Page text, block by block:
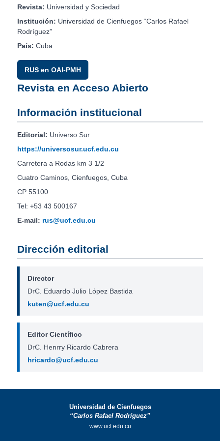
Revista: Universidad y Sociedad
Institución: Universidad de Cienfuegos “Carlos Rafael
Rodríguez”
País: Cuba
RUS en OAI-PMH
Revista en Acceso Abierto
Información institucional
Editorial: Universo Sur
https://universosur.ucf.edu.cu
Carretera a Rodas km 3 1/2
Cuatro Caminos, Cienfuegos, Cuba
CP 55100
Tel: +53 43 500167
E-mail: rus@ucf.edu.cu
Dirección editorial
Director
DrC. Eduardo Julio López Bastida
kuten@ucf.edu.cu
Editor Científico
DrC. Henrry Ricardo Cabrera
hricardo@ucf.edu.cu
Universidad de Cienfuegos
“Carlos Rafael Rodríguez”
www.ucf.edu.cu